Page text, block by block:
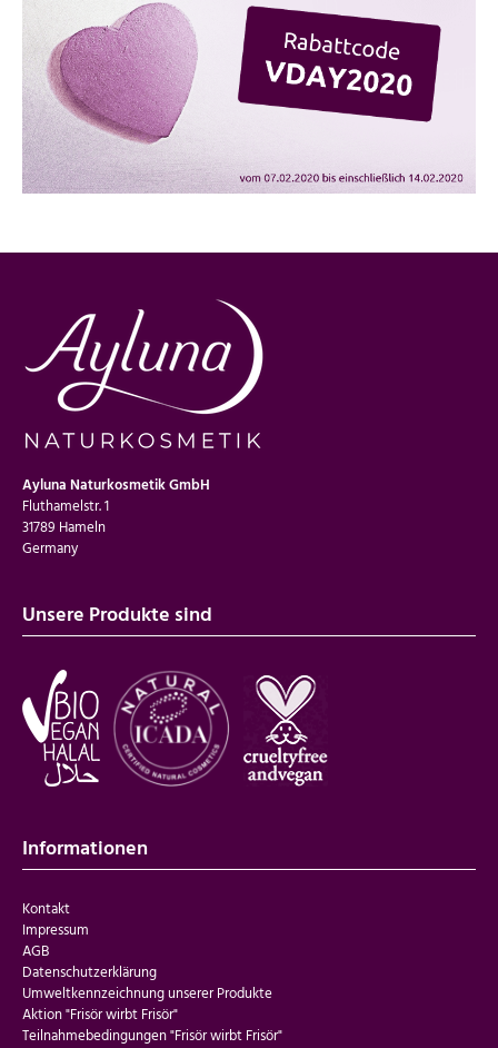
Ayluna Naturkosmetik GmbH
Fluthamelstr. 1
31789 Hameln
Germany
Unsere Produkte sind
Informationen
Kontakt
Impressum
AGB
Datenschutzerklärung
Umweltkennzeichnung unserer Produkte
Aktion "Frisör wirbt Frisör"
Teilnahmebedingungen "Frisör wirbt Frisör"